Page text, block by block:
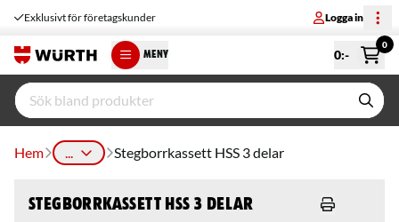
Exklusivt för företagskunder Logga in
MENY 0:-
0
Hem ... Stegborrkassett HSS 3 delar
Stegborrkassett HSS 3 delar